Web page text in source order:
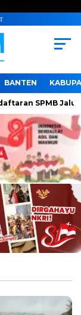
BANTEN
SPMB Jalur